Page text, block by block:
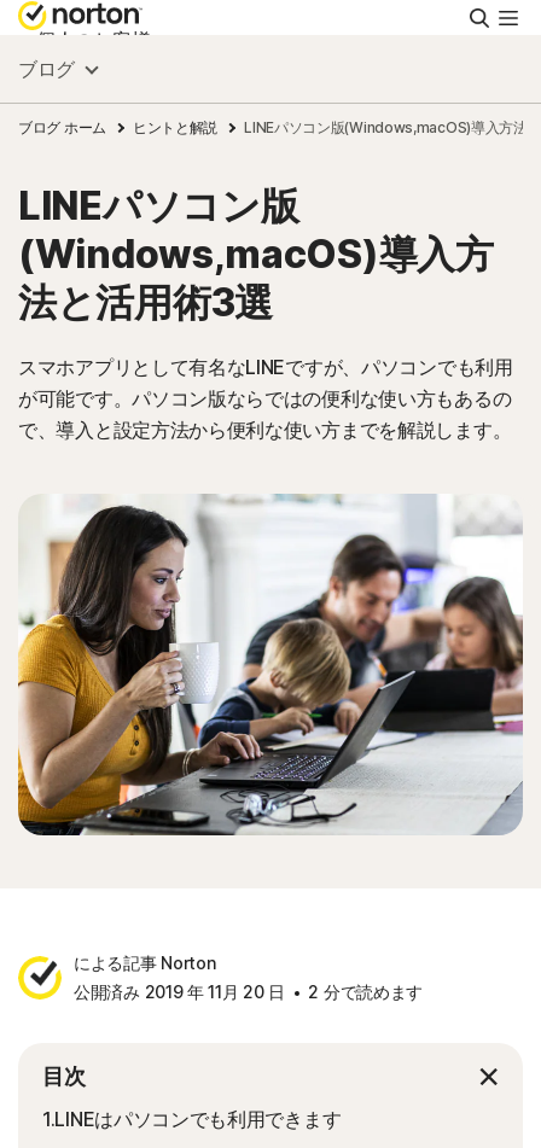
検
索
個人のお客様
スモールビジネス
リソース
サポート
無料体験
日本
サインイン
ブログ
ブログ ホーム ヒントと解説 LINEパソコン版(Windows,macOS)導入方法
LINEパソコン版
(Windows,macOS)導入方
法と活用術3選
スマホアプリとして有名なLINEですが、パソコンでも利用
が可能です。パソコン版ならではの便利な使い方もあるの
で、導入と設定方法から便利な使い方までを解説します。
による記事 Norton
公開済み 2019 年 11月 20 日
2 分で読めます
目次
1.LINEはパソコンでも利用できます